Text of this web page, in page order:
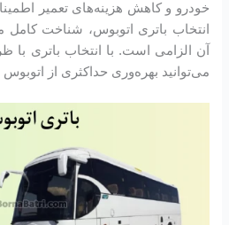
خودرو و کاهش هزینه‌های تعمیر
انتخاب باتری اتوبوس، شناخت کامل
آن الزامی است. با انتخاب باتری با
می‌توانید بهره‌وری حداکثری از اتوبوس